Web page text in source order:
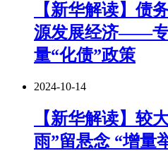
【新华解读】债
源发展经济——
量“化债”政策
2024-10-14
【新华解读】较
雨”留悬念 “增量